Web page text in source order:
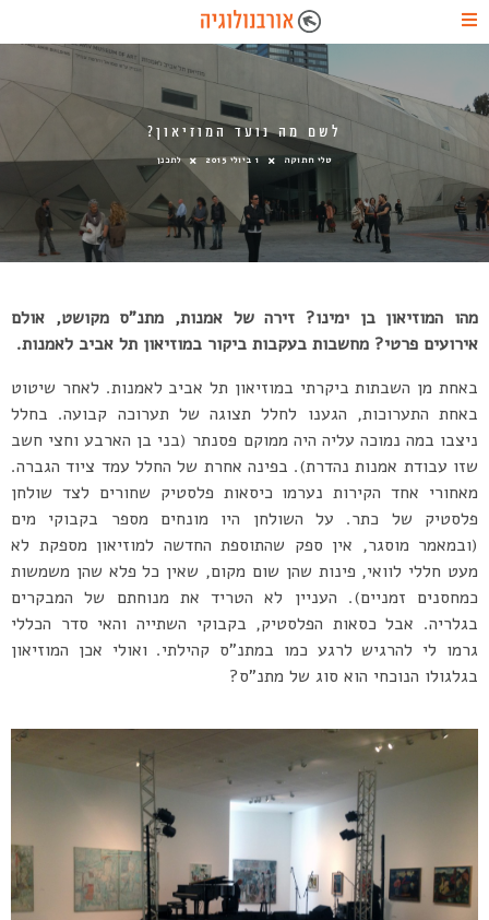
לשם מה נועד המוזיאון?
טלי חתוקה 1 ביולי 2015 לתכנן
מהו המוזיאון בן ימינו? זירה של אמנות, מתנ”ס מקושט, אולם
אירועים פרטי? מחשבות בעקבות ביקור במוזיאון תל אביב לאמנות.
באחת מן השבתות ביקרתי במוזיאון תל אביב לאמנות. לאחר שיטוט
באחת התערוכות, הגענו לחלל תצוגה של תערוכה קבועה. בחלל
ניצבו במה נמוכה עליה היה ממוקם פסנתר (בני בן הארבע וחצי חשב
שזו עבודת אמנות נהדרת). בפינה אחרת של החלל עמד ציוד הגברה.
מאחורי אחד הקירות נערמו כיסאות פלסטיק שחורים לצד שולחן
פלסטיק של כתר. על השולחן היו מונחים מספר בקבוקי מים
(ובמאמר מוסגר, אין ספק שהתוספת החדשה למוזיאון מספקת לא
מעט חללי לוואי, פינות שהן שום מקום, שאין כל פלא שהן משמשות
כמחסנים זמניים). העניין לא הטריד את מנוחתם של המבקרים
בגלריה. אבל כסאות הפלסטיק, בקבוקי השתייה והאי סדר הכללי
גרמו לי להרגיש לרגע כמו במתנ”ס קהילתי. ואולי אכן המוזיאון
בגלגולו הנוכחי הוא סוג של מתנ”ס?